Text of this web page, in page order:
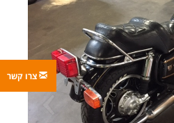
צרו קשר